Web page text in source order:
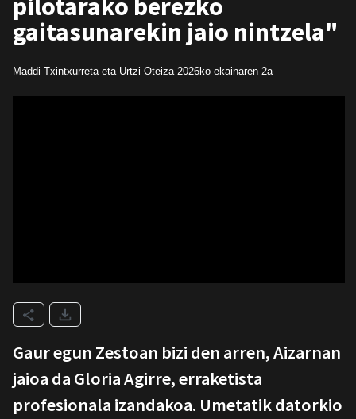
gaitasunarekin jaio nintzela"
Maddi Txintxurreta eta Urtzi Oteiza 2026ko ekainaren 2a
Gaur egun Zestoan bizi den arren, Aizarnan
jaioa da Gloria Agirre, erraketista
profesionala izandakoa. Umetatik datorkio